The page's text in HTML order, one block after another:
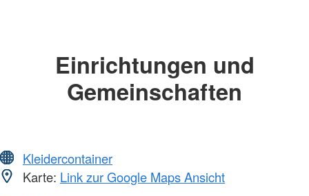
Einrichtungen und
Gemeinschaften
Kleidercontainer
Karte: Link zur Google Maps Ansicht